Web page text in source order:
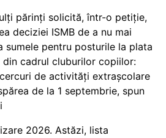
părinți solicită, într-o petiție,
deciziei ISMB de a nu mai
sumele pentru posturile la plata
din cadrul cluburilor copiilor:
de activități extrașcolare
de la 1 septembrie, spun
2026. Astăzi, lista